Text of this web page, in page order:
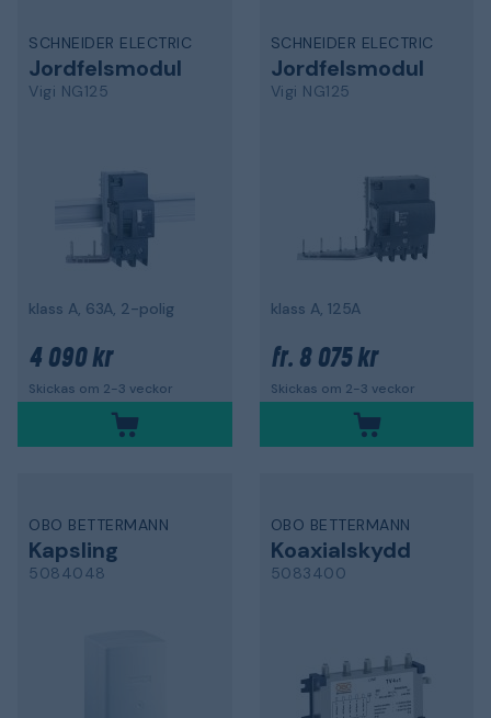
SCHNEIDER ELECTRIC
Jordfelsmodul
Vigi NG125
klass A, 63A, 2-polig
4 090 kr
Skickas om 2-3 veckor
SCHNEIDER ELECTRIC
Jordfelsmodul
Vigi NG125
klass A, 125A
fr. 8 075 kr
Skickas om 2-3 veckor
OBO BETTERMANN
Kapsling
5084048
OBO BETTERMANN
Koaxialskydd
5083400